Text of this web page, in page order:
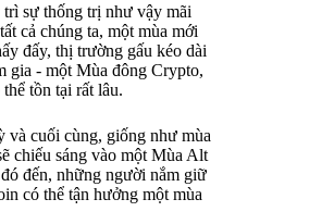
sự thống trị như vậy mãi
cả chúng ta, một mùa mới
đấy, thị trường gấu kéo dài
gia - một Mùa đông Crypto,
tồn tại rất lâu.
và cuối cùng, giống như mùa
chiếu sáng vào một Mùa Alt
đến, những người nắm giữ
có thể tận hưởng một mùa